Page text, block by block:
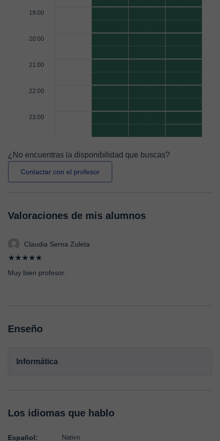
19:00
20:00
21:00
22:00
23:00
¿No encuentras la disponibilidad que buscas?
Contactar con el profesor
Valoraciones de mis alumnos
Claudia Serna Zuleta
★★★★★
Muy bien profesor.
Enseño
Informática
Los idiomas que hablo
Español: Nativo